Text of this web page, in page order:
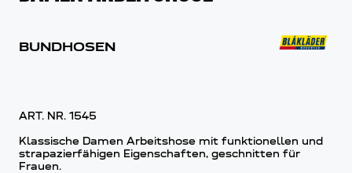
BUNDHOSEN
ART. NR. 1545
Klassische Damen Arbeitshose mit funktionellen und
strapazierfähigen Eigenschaften, geschnitten für
Frauen.